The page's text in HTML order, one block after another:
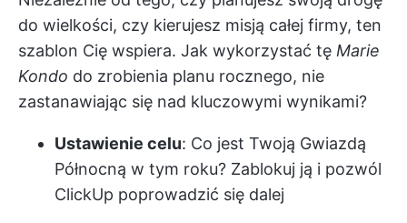
do wielkości, czy kierujesz misją całej firmy, ten
szablon Cię wspiera. Jak wykorzystać tę Marie
Kondo do zrobienia planu rocznego, nie
zastanawiając się nad kluczowymi wynikami?
Ustawienie celu: Co jest Twoją Gwiazdą
Północną w tym roku? Zablokuj ją i pozwól
ClickUp poprowadzić się dalej